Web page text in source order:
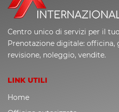
Centro unico di servizi per il
Prenotazione digitale: officina,
revisione, noleggio, vendite.
LINK UTILI
Home